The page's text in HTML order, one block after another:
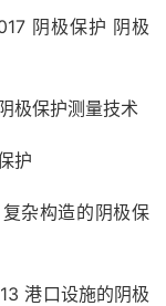
阴极保护 阴极
极保护测量技术
护
杂构造的阴极保
港口设施的阴极